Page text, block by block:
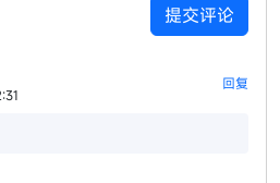
提交评论
回复